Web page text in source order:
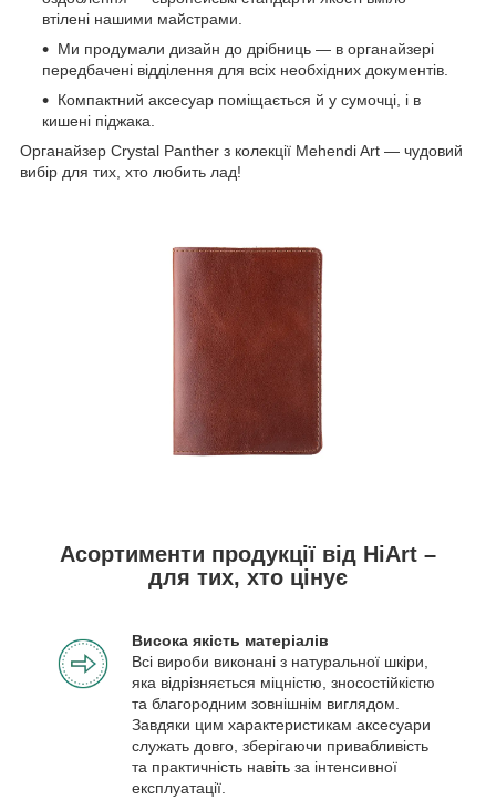
втілені нашими майстрами.
Ми продумали дизайн до дрібниць — в органайзері
передбачені відділення для всіх необхідних документів.
Компактний аксесуар поміщається й у сумочці, і в
кишені піджака.
Органайзер Crystal Panther з колекції Mehendi Art — чудовий
вибір для тих, хто любить лад!
Асортименти продукції від HiArt –
для тих, хто цінує
Висока якість матеріалів
Всі вироби виконані з натуральної шкіри,
яка відрізняється міцністю, зносостійкістю
та благородним зовнішнім виглядом.
Завдяки цим характеристикам аксесуари
служать довго, зберігаючи привабливість
та практичність навіть за інтенсивної
експлуатації.